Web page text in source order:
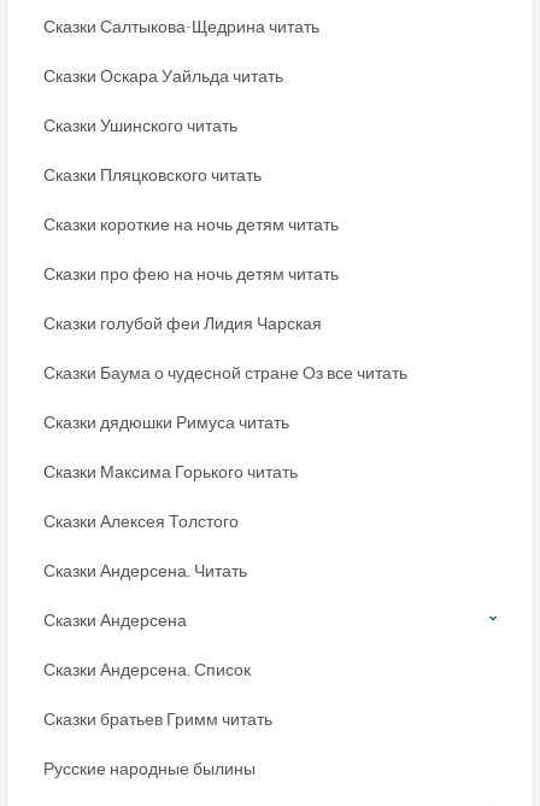
Сказки Салтыкова-Щедрина читать
Сказки Оскара Уайльда читать
Сказки Ушинского читать
Сказки Пляцковского читать
Сказки короткие на ночь детям читать
Сказки про фею на ночь детям читать
Сказки голубой феи Лидия Чарская
Сказки Баума о чудесной стране Оз все читать
Сказки дядюшки Римуса читать
Сказки Максима Горького читать
Сказки Алексея Толстого
Сказки Андерсена. Читать
Сказки Андерсена
Сказки Андерсена. Список
Сказки братьев Гримм читать
Русские народные былины